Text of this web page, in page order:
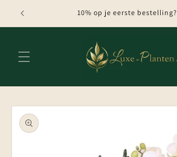
naar de
content
10% op je eerste bestelling?
direct naar